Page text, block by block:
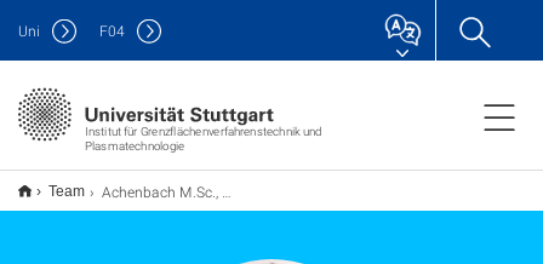
Institut für Grenzflächenverfahrenstechnik und
Plasmatechnologie
Uni F04
Team Achenbach M.Sc., Birk